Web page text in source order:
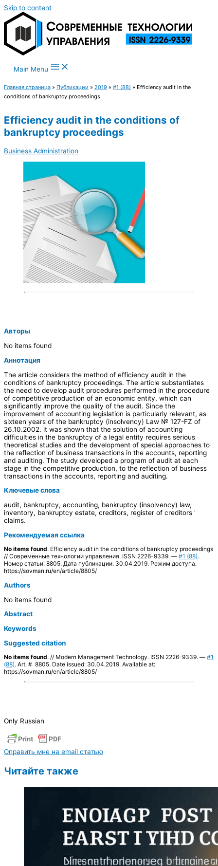
Skip to content
Main Menu
Главная страница » Публикации » 2019 » #1 (88) » Efficiency audit in the
conditions of bankruptcy proceedings
Efficiency audit in the conditions of
bankruptcy proceedings
Business Administration
Авторы
No items found
Аннотация
The article considers the method of efficiency audit in the
conditions of bankruptcy proceedings. The article substantiates
the need to develop audit procedures performed in the procedure
of competitive production of an economic entity, which can
significantly improve the quality of the audit. Since the
improvement of accounting legislation is particularly relevant, as
sixteen years of the bankruptcy (insolvency) Law № 127-FZ of
26.10.2002. it was shown that the solution of accounting
difficulties in the bankruptcy of a legal entity requires serious
theoretical studies and the development of special approaches to
the reflection of business transactions in the accounts, reporting
and auditing. The study developed a program of audit at each
stage in the competitive production, to the reflection of business
transactions in the accounts, reporting and auditing.
Ключевые слова
audit, bankruptcy, accounting, bankruptcy (insolvency) law,
inventory, bankruptcy estate, creditors, register of creditors '
claims.
Рекомендуемая ссылка
No items found. Efficiency audit in the conditions of bankruptcy proceedings
// Современные технологии управления. ISSN 2226-9339. — #1 (88).
Номер статьи: 8805. Дата публикации: 30.04.2019. Режим доступа:
https://sovman.ru/en/article/8805/
Authors
No items found
Abstract
Keywords
Suggested citation
No items found. // Modern Management Technology. ISSN 2226-9339. — #1
(88). Art. # 8805. Date issued: 30.04.2019. Available at:
https://sovman.ru/en/article/8805/
Only Russian
Оправить мне на email статью
Читайте также